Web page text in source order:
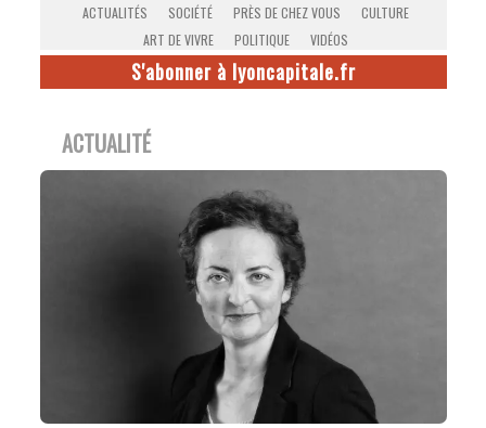
ACTUALITÉS SOCIÉTÉ PRÈS DE CHEZ VOUS
CULTURE
ART DE VIVRE
POLITIQUE VIDÉOS
S'abonner à lyoncapitale.fr
ACTUALITÉ